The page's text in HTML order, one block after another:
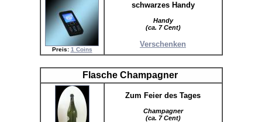
Preis: 1 Coins
schwarzes Handy
Handy
(ca. 7 Cent)
Verschenken
Flasche Champagner
Zum Feier des Tages
Champagner
(ca. 7 Cent)